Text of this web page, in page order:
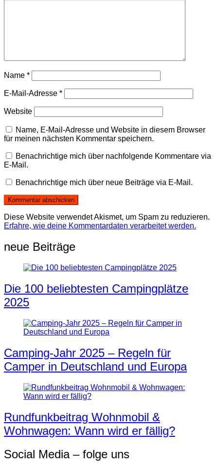
Name *
E-Mail-Adresse *
Website
Name, E-Mail-Adresse und Website in diesem Browser
für meinen nächsten Kommentar speichern.
Benachrichtige mich über nachfolgende Kommentare via
E-Mail.
Benachrichtige mich über neue Beiträge via E-Mail.
Diese Website verwendet Akismet, um Spam zu reduzieren.
Erfahre, wie deine Kommentardaten verarbeitet werden.
neue Beiträge
Die 100 beliebtesten Campingplätze
2025
Camping-Jahr 2025 – Regeln für
Camper in Deutschland und Europa
Rundfunkbeitrag Wohnmobil &
Wohnwagen: Wann wird er fällig?
Social Media – folge uns